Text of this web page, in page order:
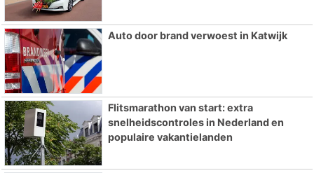
Auto door brand verwoest in Katwijk
Flitsmarathon van start: extra
snelheidscontroles in Nederland en
populaire vakantielanden